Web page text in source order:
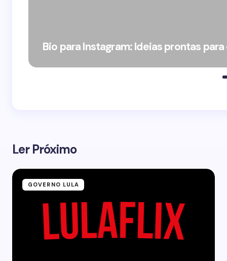
Bio para Instagram: Ideias prontas
Ler Próximo
GOVERNO LULA